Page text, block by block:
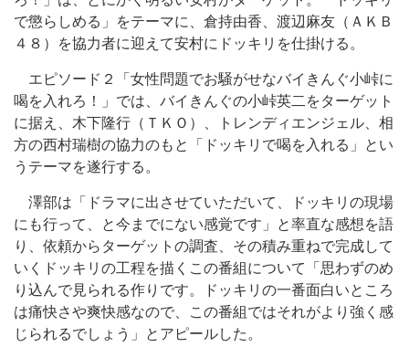
で懲らしめる」をテーマに、倉持由香、渡辺麻友（ＡＫＢ
４８）を協力者に迎えて安村にドッキリを仕掛ける。
エピソード２「女性問題でお騒がせなバイきんぐ小峠に
喝を入れろ！」では、バイきんぐの小峠英二をターゲット
に据え、木下隆行（ＴＫＯ）、トレンディエンジェル、相
方の西村瑞樹の協力のもと「ドッキリで喝を入れる」とい
うテーマを遂行する。
澤部は「ドラマに出させていただいて、ドッキリの現場
にも行って、と今までにない感覚です」と率直な感想を語
り、依頼からターゲットの調査、その積み重ねで完成して
いくドッキリの工程を描くこの番組について「思わずのめ
り込んで見られる作りです。ドッキリの一番面白いところ
は痛快さや爽快感なので、この番組ではそれがより強く感
じられるでしょう」とアピールした。